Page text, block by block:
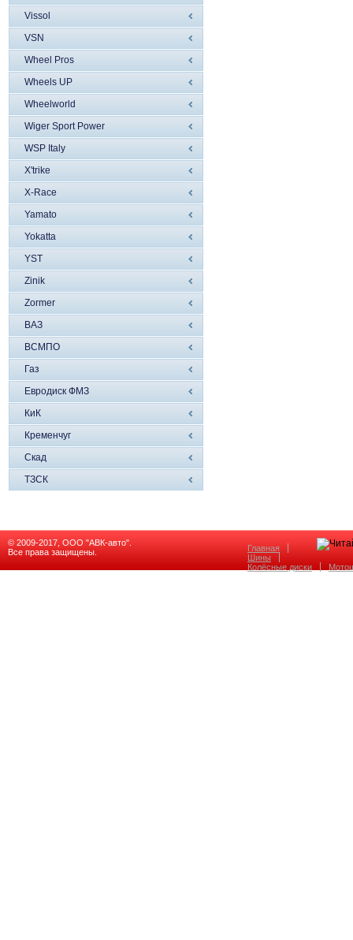
Vissol
VSN
Wheel Pros
Wheels UP
Wheelworld
Wiger Sport Power
WSP Italy
X'trike
X-Race
Yamato
Yokatta
YST
Zinik
Zormer
ВАЗ
ВСМПО
Газ
Евродиск ФМЗ
КиК
Кременчуг
Скад
ТЗСК
© 2009-2017, ООО "АВК-авто".
Все права защищены.
Главная
Шины
Колёсные диски